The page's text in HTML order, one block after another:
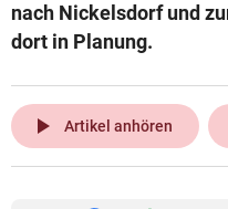
nach Nickelsdorf und
dort in Planung.
play_arrow Artikel anhören